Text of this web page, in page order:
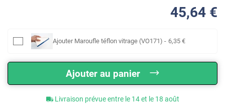
45,64 €
Ajouter Maroufle téflon vitrage (VO171) - 6,35 €
Ajouter au panier
Livraison prévue entre le 14 et le 18 août